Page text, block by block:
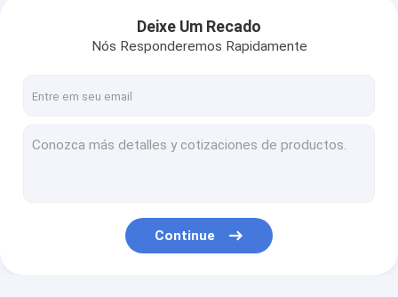
Folha de aço inoxidável da ondinha da água
Folha de aço inoxidável antiga
Deixe Um Recado
Nós Responderemos Rapidamente
Continue